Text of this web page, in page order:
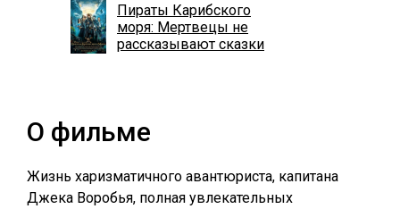
Пираты Карибского
моря: Мертвецы не
рассказывают сказки
О фильме
Жизнь харизматичного авантюриста, капитана
Джека Воробья, полная увлекательных